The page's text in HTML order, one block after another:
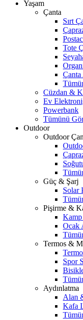
Yaşam
Çanta
Sırt
Tote
Çanta
Cüzdan &
Ev
Powerbank
Tümünü
Outdoor
Outdoor
Güç & Şarj
Solar
Pişirme &
Ocak
Termos &
Spor
Aydınlatma
Alan
Kafa